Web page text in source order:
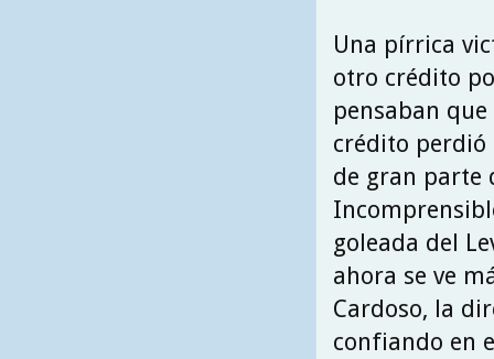
Una pírrica
otro crédito
pensaban
crédito perdió
de gran parte
goleada del
ahora se ve
Cardoso, la
confiando en